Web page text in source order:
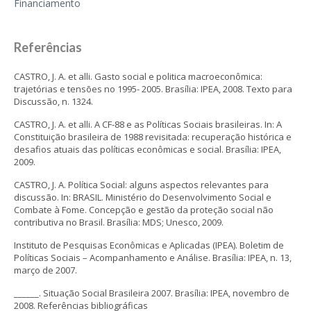
Financiamento
Referências
CASTRO, J. A. et alli. Gasto social e politica macroeconômica:
trajetórias e tensões no 1995- 2005. Brasília: IPEA, 2008. Texto para
Discussão, n. 1324.
CASTRO, J. A. et alli. A CF-88 e as Políticas Sociais brasileiras. In: A
Constituição brasileira de 1988 revisitada: recuperação histórica e
desafios atuais das políticas econômicas e social. Brasília: IPEA,
2009.
CASTRO, J. A. Política Social: alguns aspectos relevantes para
discussão. In: BRASIL. Ministério do Desenvolvimento Social e
Combate à Fome. Concepção e gestão da proteção social não
contributiva no Brasil. Brasília: MDS; Unesco, 2009.
Instituto de Pesquisas Econômicas e Aplicadas (IPEA). Boletim de
Políticas Sociais – Acompanhamento e Análise. Brasília: IPEA, n. 13,
março de 2007.
______. Situação Social Brasileira 2007. Brasília: IPEA, novembro de
2008. Referências bibliográficas